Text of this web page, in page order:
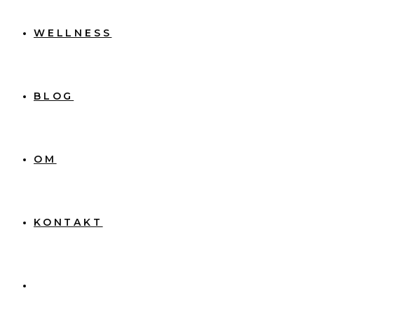
WELLNESS
BLOG
OM
KONTAKT